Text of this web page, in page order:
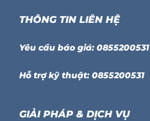
THÔNG TIN LIÊN HỆ
Yêu cầu báo giá: 0855200531
Hỗ trợ kỹ thuật: 0855200531
GIẢI PHÁP & DỊCH VỤ